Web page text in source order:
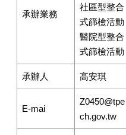
承辦業務
社區型整合
式篩檢活動
醫院型整合
式篩檢活動
承辦人 高安琪
E-mai
Z0450@tpe
ch.gov.tw